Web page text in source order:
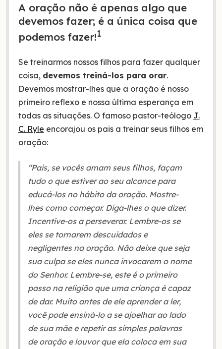
A oração não é apenas algo que
devemos fazer; é a única coisa que
podemos fazer!1
Se treinarmos nossos filhos para fazer qualquer
coisa, devemos treiná-los para orar.
Devemos mostrar-lhes que a oração é nosso
primeiro reflexo e nossa última esperança em
todas as situações. O famoso pastor-teólogo J.
C. Ryle encorajou os pais a treinar seus filhos em
oração:
“Pais, se vocês amam seus filhos, façam
tudo o que estiver ao seu alcance para
educá-los no hábito da oração. Mostre-
lhes como começar. Diga-lhes o que dizer.
Incentive-os a perseverar. Lembre-os se
eles se tornarem descuidados e
negligentes na oração. Não deixe que seja
sua culpa se eles nunca invocarem o nome
do Senhor. Lembre-se, este é o primeiro
passo na religião que uma criança é capaz
de dar. Muito antes de ele aprender a ler,
você pode ensiná-lo a se ajoelhar ao lado
de sua mãe e repetir as simples palavras
de oração e louvor que ela coloca em sua